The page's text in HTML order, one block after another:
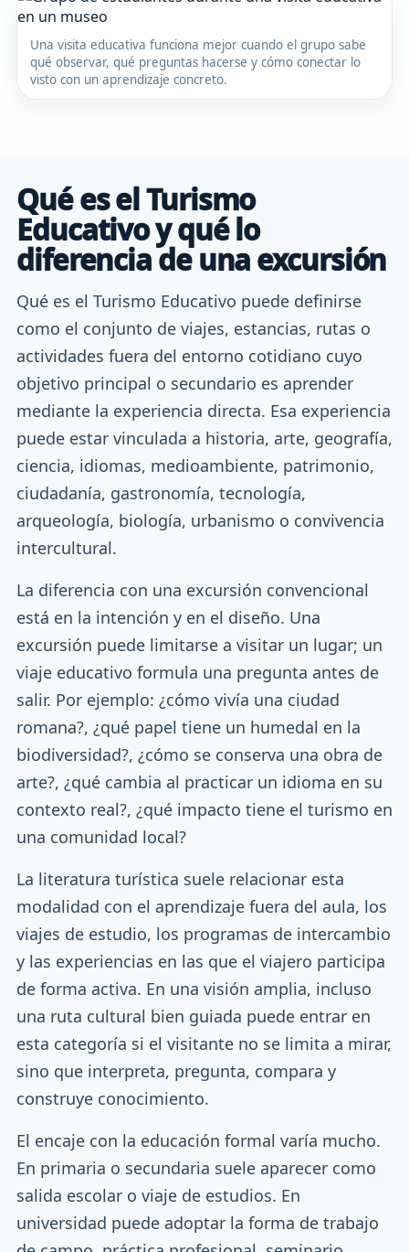
Una visita educativa funciona mejor cuando el grupo sabe
qué observar, qué preguntas hacerse y cómo conectar lo
visto con un aprendizaje concreto.
Qué es el Turismo
Educativo y qué lo
diferencia de una excursión
Qué es el Turismo Educativo puede definirse
como el conjunto de viajes, estancias, rutas o
actividades fuera del entorno cotidiano cuyo
objetivo principal o secundario es aprender
mediante la experiencia directa. Esa experiencia
puede estar vinculada a historia, arte, geografía,
ciencia, idiomas, medioambiente, patrimonio,
ciudadanía, gastronomía, tecnología,
arqueología, biología, urbanismo o convivencia
intercultural.
La diferencia con una excursión convencional
está en la intención y en el diseño. Una
excursión puede limitarse a visitar un lugar; un
viaje educativo formula una pregunta antes de
salir. Por ejemplo: ¿cómo vivía una ciudad
romana?, ¿qué papel tiene un humedal en la
biodiversidad?, ¿cómo se conserva una obra de
arte?, ¿qué cambia al practicar un idioma en su
contexto real?, ¿qué impacto tiene el turismo en
una comunidad local?
La literatura turística suele relacionar esta
modalidad con el aprendizaje fuera del aula, los
viajes de estudio, los programas de intercambio
y las experiencias en las que el viajero participa
de forma activa. En una visión amplia, incluso
una ruta cultural bien guiada puede entrar en
esta categoría si el visitante no se limita a mirar,
sino que interpreta, pregunta, compara y
construye conocimiento.
El encaje con la educación formal varía mucho.
En primaria o secundaria suele aparecer como
salida escolar o viaje de estudios. En
universidad puede adoptar la forma de trabajo